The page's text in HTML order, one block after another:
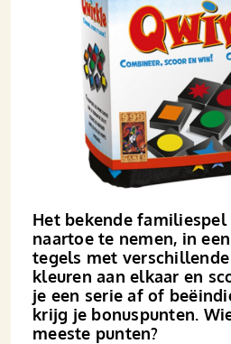
Het bekende
naartoe te nemen, in
tegels met
kleuren aan elkaar en
je een serie af of
krijg je bonuspunten.
meeste punten?